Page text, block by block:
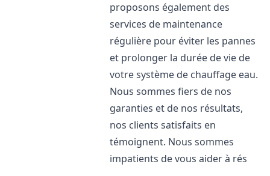
proposons également des
services de maintenance
régulière pour éviter les pannes
et prolonger la durée de vie de
votre système de chauffage eau.
Nous sommes fiers de nos
garanties et de nos résultats,
nos clients satisfaits en
témoignent. Nous sommes
impatients de vous aider à rés